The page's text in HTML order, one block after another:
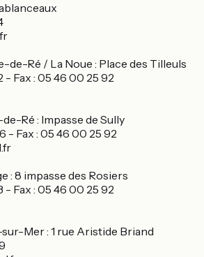
de-Ré / La Noue : Place des Tilleuls
- Fax : 05 46 00 25 92
de-Ré : Impasse de Sully
- Fax : 05 46 00 25 92
: 8 impasse des Rosiers
- Fax : 05 46 00 25 92
sur-Mer : 1 rue Aristide Briand